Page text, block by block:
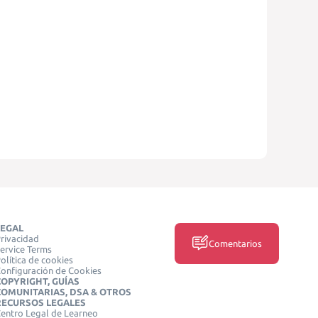
Terms
de cookies
de Cookies
GUÍAS
DSA & OTROS
LEGALES
Legal de Learneo
Comentarios